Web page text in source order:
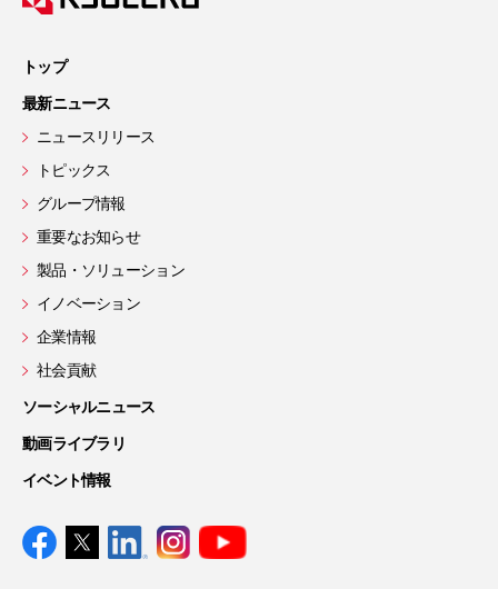
トップ
最新ニュース
ニュースリリース
トピックス
グループ情報
重要なお知らせ
製品・ソリューション
イノベーション
企業情報
社会貢献
ソーシャルニュース
動画ライブラリ
イベント情報